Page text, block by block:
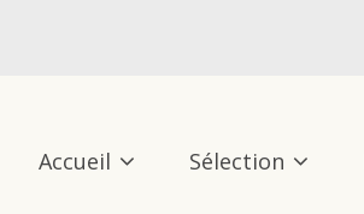
Accueil Sélection